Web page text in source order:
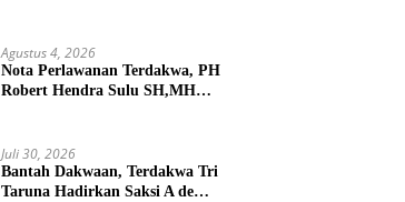
Agustus 4, 2026
Nota Perlawanan Terdakwa, PH
Robert Hendra Sulu SH,MH
Juli 30, 2026
Bantah Dakwaan, Terdakwa Tri
Taruna Hadirkan Saksi A de